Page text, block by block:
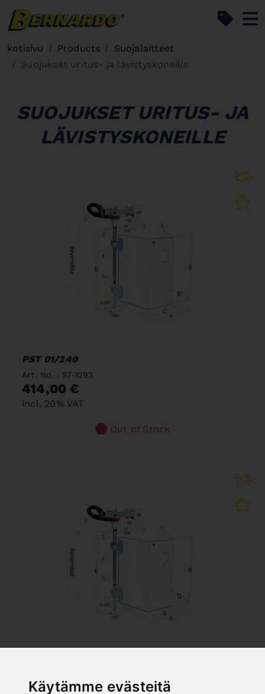
Käytämme evästeitä
kotisivu Products
Suojalaitteet
Suojukset uritus- ja lävistyskoneille
SUOJUKSET URITUS- JA
LÄVISTYSKONEILLE
PST 01/240
Art. No. : 57-1293
414,00 €
incl. 20% VAT
Out of Stock
528,00 €